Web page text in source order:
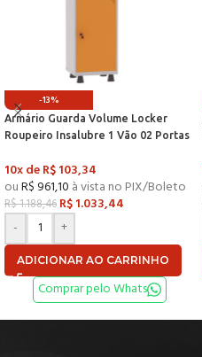
-13%
Armário Guarda Volume Locker
Roupeiro Insalubre 1 Vão 02 Portas
Cinza e Laranja Picasso – P
10x deR$103,34
ouR$ 961,10 à vista no PIX/Boleto
R$1.188,46 R$1.033,44
-
+
ADICIONAR AO CARRINHO
Comprar pelo Whats